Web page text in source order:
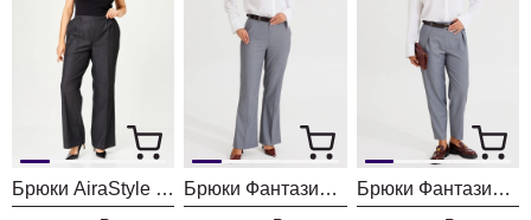
Брюки AiraStyle 24019 графит Брюки Фантазия Мод 4874/1 Брюки Фантазия Мод 4873/1